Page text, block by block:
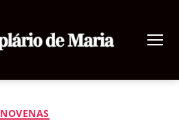
de
Categorias
NOVENAS